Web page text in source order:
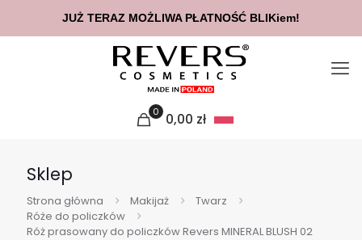
0 0,00 zł
Sklep
Strona główna Makijaż
Twarz
Róże do policzków
Róż prasowany do policzków Revers MINERAL BLUSH 02
JUŻ TERAZ MOŻLIWA PŁATNOŚĆ BLIKiem!